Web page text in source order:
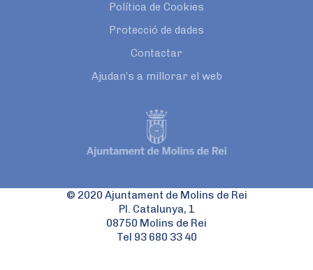
Política de Cookies
Protecció de dades
Contactar
Ajudan’s a millorar el web
© 2020 Ajuntament de Molins de Rei
Pl. Catalunya, 1
08750 Molins de Rei
Tel 93 680 33 40